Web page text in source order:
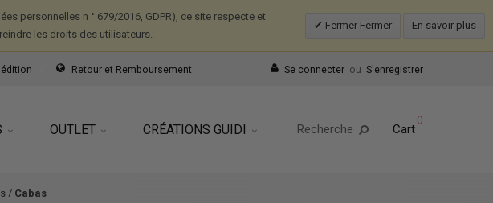
personnelles n ° 679/2016, GDPR), ce site respecte et
les droits des utilisateurs.
Fermer Fermer En savoir plus
Retour et Remboursement Se connecter ou S'enregistrer
OUTLET CRÉATIONS GUIDI Recherche Cart
0
/ Cabas